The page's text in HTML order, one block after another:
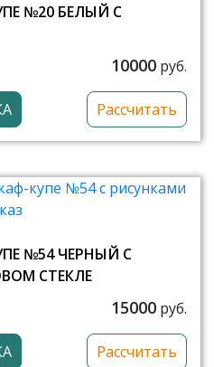
№20 БЕЛЫЙ С
10000 руб.
Рассчитать
№54 ЧЕРНЫЙ С
СТЕКЛЕ
15000 руб.
Рассчитать